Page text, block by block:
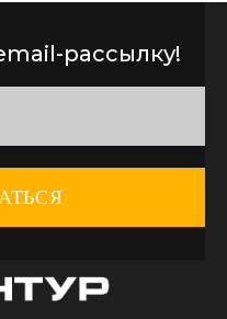
рассылку!